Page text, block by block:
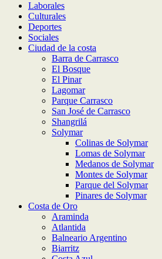
Laborales
Culturales
Deportes
Sociales
Ciudad de la costa
Barra de Carrasco
El Bosque
El Pinar
Lagomar
Parque Carrasco
San José de Carrasco
Shangrilá
Solymar
Colinas de Solymar
Lomas de Solymar
Medanos de Solymar
Montes de Solymar
Parque del Solymar
Pinares de Solymar
Costa de Oro
Araminda
Atlantida
Balneario Argentino
Biarritz